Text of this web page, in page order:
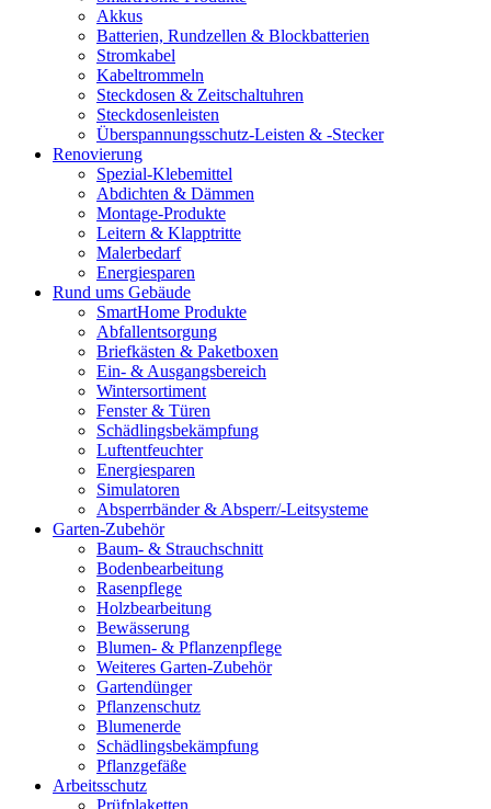
Akkus
Batterien, Rundzellen & Blockbatterien
Stromkabel
Kabeltrommeln
Steckdosen & Zeitschaltuhren
Steckdosenleisten
Überspannungsschutz-Leisten & -Stecker
Renovierung
Spezial-Klebemittel
Abdichten & Dämmen
Montage-Produkte
Leitern & Klapptritte
Malerbedarf
Energiesparen
Rund ums Gebäude
SmartHome Produkte
Abfallentsorgung
Briefkästen & Paketboxen
Ein- & Ausgangsbereich
Wintersortiment
Fenster & Türen
Schädlingsbekämpfung
Luftentfeuchter
Energiesparen
Simulatoren
Absperrbänder & Absperr/-Leitsysteme
Garten-Zubehör
Baum- & Strauchschnitt
Bodenbearbeitung
Rasenpflege
Holzbearbeitung
Bewässerung
Blumen- & Pflanzenpflege
Weiteres Garten-Zubehör
Gartendünger
Pflanzenschutz
Blumenerde
Schädlingsbekämpfung
Pflanzgefäße
Arbeitsschutz
Prüfplaketten